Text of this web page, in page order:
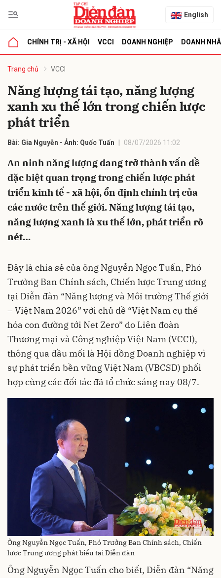
English
CHÍNH TRỊ - XÃ HỘI VCCI DOANH NGHIỆP DOANH
Trang chủ VCCI
Năng lượng tái tạo, năng lượng
xanh xu thế lớn trong chiến lược
phát triển
Bài: Gia Nguyễn - Ảnh: Quốc Tuấn 08/07/2026 11:02
An ninh năng lượng đang trở thành vấn đề
đặc biệt quan trọng trong chiến lược phát
triển kinh tế - xã hội, ổn định chính trị của
các nước trên thế giới. Năng lượng tái tạo,
năng lượng xanh là xu thế lớn, phát triển rõ
nét…
Đây là chia sẻ của ông Nguyễn Ngọc Tuấn, Phó
Trưởng Ban Chính sách, Chiến lược Trung ương
tại Diễn đàn “Năng lượng và Môi trường Thế giới
– Việt Nam 2026” với chủ đề “Việt Nam cụ thể
hóa con đường tới Net Zero” do Liên đoàn
Thương mại và Công nghiệp Việt Nam (VCCI),
thông qua đầu mối là Hội đồng Doanh nghiệp vì
sự phát triển bền vững Việt Nam (VBCSD) phối
hợp cùng các đối tác đã tổ chức sáng nay 08/7.
Ông Nguyễn Ngọc Tuấn, Phó Trưởng Ban Chính sách, Chiến
lược Trung ương phát biểu tại Diễn đàn
Ông Nguyễn Ngọc Tuấn cho biết, Diễn đàn “Năng
luận
Hủy